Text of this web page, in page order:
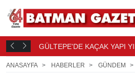
ÖNCE BATMAN SİYASETİNDE
ANASAYFA
HABERLER GÜNDEM